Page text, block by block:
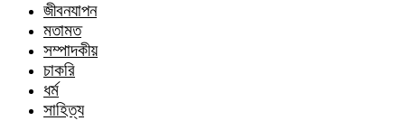
জীবনযাপন
মতামত
সম্পাদকীয়
চাকরি
ধর্ম
সাহিত্য